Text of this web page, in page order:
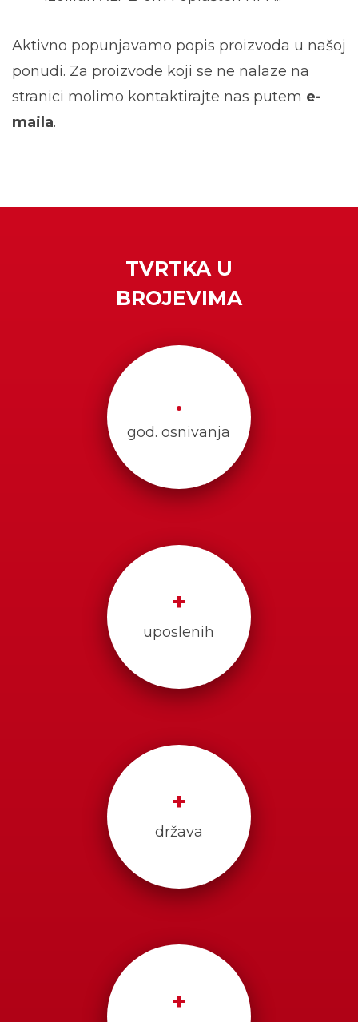
Aktivno popunjavamo popis proizvoda u našoj
ponudi. Za proizvode koji se ne nalaze na
stranici molimo kontaktirajte nas putem e-
maila.
TVRTKA U
BROJEVIMA
.
god. osnivanja
+
uposlenih
+
država
+